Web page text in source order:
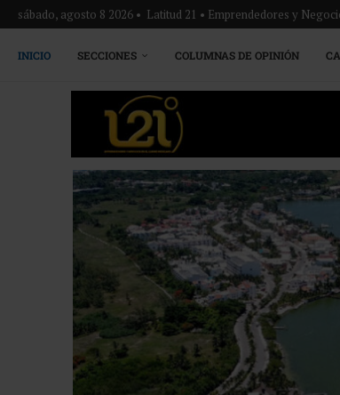
sábado, agosto 8 2026 • Latitud 21 • Emprendedores y
INICIO SECCIONES COLUMNAS DE OPINIÓN